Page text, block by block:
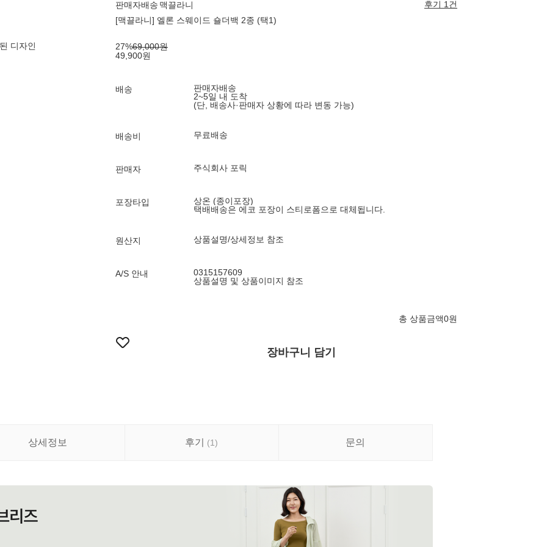
디자인
판매자배송 맥끌라니
후기 1건
[맥끌라니] 엘론 스웨이드 숄더백 2종 (택1)
27%69,000원
49,900원
배송
판매자배송
2~5일 내 도착
(단, 배송사·판매자 상황에 따라 변동 가능)
배송비 무료배송
판매자 주식회사 포릭
포장타입
상온 (종이포장)
택배배송은 에코 포장이 스티로폼으로 대체됩니다.
원산지 상품설명/상세정보 참조
A/S 안내
0315157609
상품설명 및 상품이미지 참조
총 상품금액0원
장바구니 담기
상세정보 후기 (1) 문의